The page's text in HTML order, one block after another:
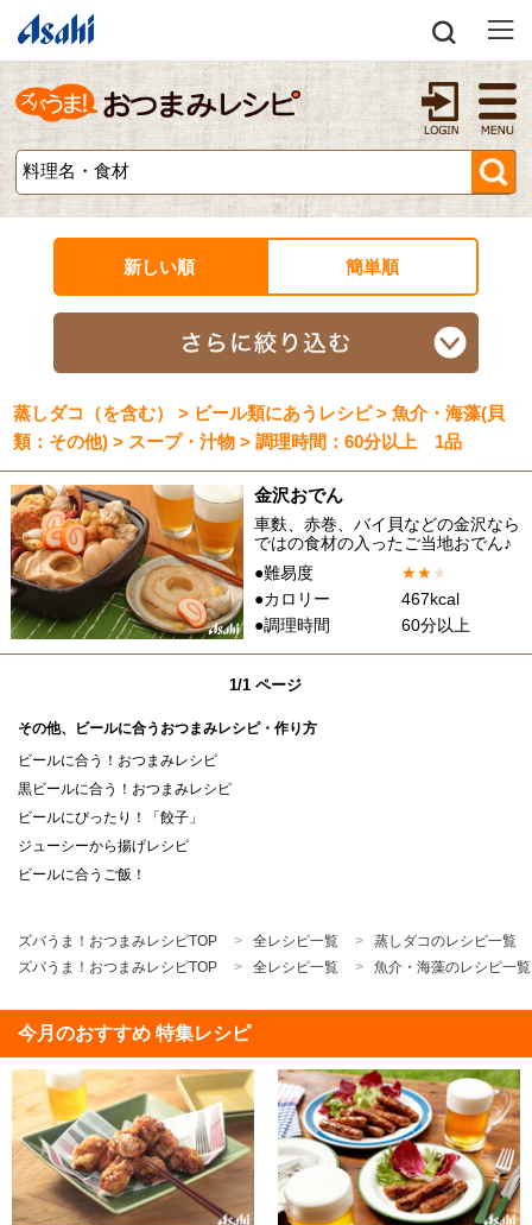
新しい順 簡単順
蒸しダコ（を含む） > ビール類にあうレシピ > 魚介・海藻(貝
類：その他) > スープ・汁物 > 調理時間：60分以上 1品
金沢おでん
車麩、赤巻、バイ貝などの金沢なら
ではの食材の入ったご当地おでん♪
●難易度
★★★
●カロリー
467kcal
●調理時間
60分以上
1/1 ページ
その他、ビールに合うおつまみレシピ・作り方
ビールに合う！おつまみレシピ
黒ビールに合う！おつまみレシピ
ビールにぴったり！「餃子」
ジューシーから揚げレシピ
ビールに合うご飯！
ズバうま！おつまみレシピTOP 全レシピ一覧
蒸しダコのレシピ一覧
ズバうま！おつまみレシピTOP
全レシピ一覧 魚介・海藻のレシピ一覧
今月のおすすめ 特集レシピ